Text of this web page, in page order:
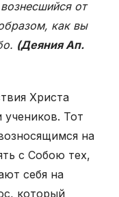
от
как вы
(Деяния Ап.
Христа
Тот
на
с Собою тех,
себя на
который